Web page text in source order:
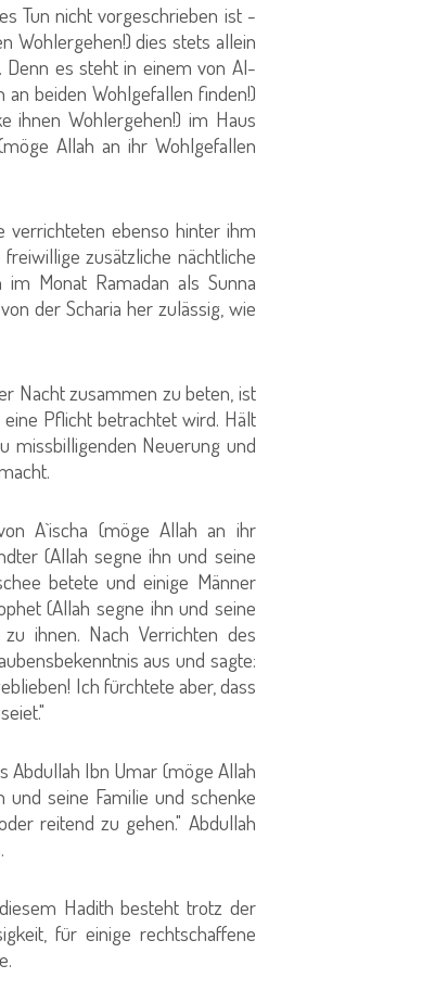
Tun nicht vorgeschrieben ist -
Wohlergehen!) dies stets allein
es steht in einem von Al-
beiden Wohlgefallen finden!)
ihnen Wohlergehen!) im Haus
Allah an ihr Wohlgefallen
verrichteten ebenso hinter ihm
zusätzliche nächtliche
Monat Ramadan als Sunna
der Scharia her zulässig, wie
Nacht zusammen zu beten, ist
Pflicht betrachtet wird. Hält
missbilligenden Neuerung und
A`ischa (möge Allah an ihr
(Allah segne ihn und seine
betete und einige Männer
(Allah segne ihn und seine
ihnen. Nach Verrichten des
aus und sagte:
Ich fürchtete aber, dass
Abdullah Ibn Umar (möge Allah
seine Familie und schenke
reitend zu gehen." Abdullah
Hadith besteht trotz der
für einige rechtschaffene